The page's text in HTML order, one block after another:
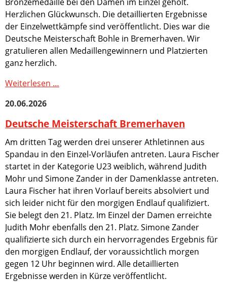
Herzlichen Glückwunsch. Die detaillierten Ergebnisse
der Einzelwettkämpfe sind veröffentlicht. Dies war die
Deutsche Meisterschaft Bohle in Bremerhaven. Wir
gratulieren allen Medaillengewinnern und Platzierten
ganz herzlich.
Weiterlesen …
20.06.2026
Deutsche Meisterschaft Bremerhaven
Am dritten Tag werden drei unserer Athletinnen aus
Spandau in den Einzel-Vorläufen antreten. Laura Fischer
startet in der Kategorie U23 weiblich, während Judith
Mohr und Simone Zander in der Damenklasse antreten.
Laura Fischer hat ihren Vorlauf bereits absolviert und
sich leider nicht für den morgigen Endlauf qualifiziert.
Sie belegt den 21. Platz. Im Einzel der Damen erreichte
Judith Mohr ebenfalls den 21. Platz. Simone Zander
qualifizierte sich durch ein hervorragendes Ergebnis für
den morgigen Endlauf, der voraussichtlich morgen
gegen 12 Uhr beginnen wird. Alle detaillierten
Ergebnisse werden in Kürze veröffentlicht.